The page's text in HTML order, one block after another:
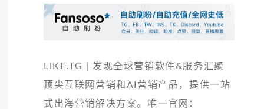
LIKE.TG | 发现全球营销软件&服务汇聚
顶尖互联网营销和AI营销产品，提供一站
式出海营销解决方案。唯一官网：